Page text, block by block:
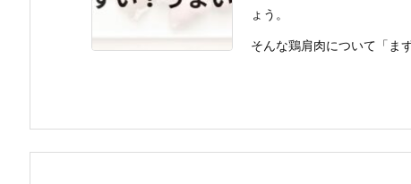
ょう。
そんな鶏肩肉について「ま